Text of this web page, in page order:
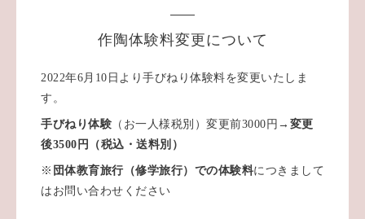
作陶体験料変更について
2022年6月10日より手びねり体験料を変更いたしま
す。
手びねり 体験 （お一人様税別）変更前3000円→ 変更
後3500円（税込・送料別）
※ 団体教育旅行（修学旅行）での体験料につきまして
はお問い合わせください